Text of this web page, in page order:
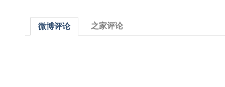
微博评论 之家评论